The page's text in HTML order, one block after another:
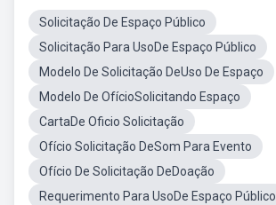
Solicitação De Espaço Público
Solicitação Para UsoDe Espaço Público
Modelo De Solicitação DeUso De Espaço
Modelo De OfícioSolicitando Espaço
CartaDe Oficio Solicitação
Ofício Solicitação DeSom Para Evento
Ofício De Solicitação DeDoação
Requerimento Para UsoDe Espaço Público